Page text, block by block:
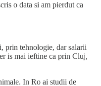
o data si am pierdut ca
prin tehnologie, dar salarii
is mai ieftine ca prin Cluj,
In Ro ai studii de